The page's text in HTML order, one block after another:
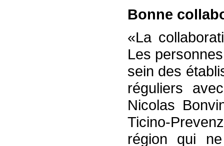
Bonne
«La
Les
sein des
réguliers
Nicolas
Ticino-
région qui